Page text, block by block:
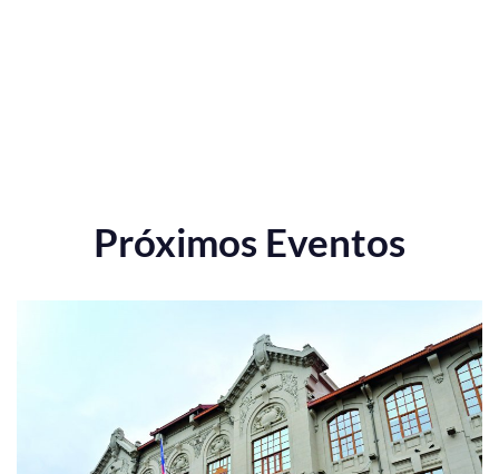
Próximos Eventos